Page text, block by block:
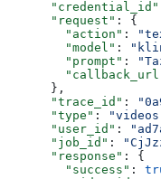
      "credential_id"
      "request"
: {
        "action"
:
        "model"
:
        "prompt"
:
      },
      "trace_id"
:
      "type"
:
      "user_id"
:
      "job_id"
:
      "response"
: {
        "success"
: